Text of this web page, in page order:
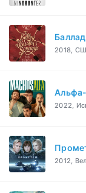
2018,
2022,
2012,